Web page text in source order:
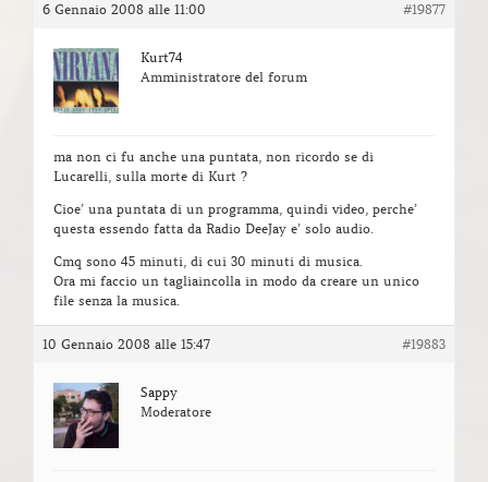
6 Gennaio 2008 alle 11:00 #19877
Kurt74
Amministratore del forum
ma non ci fu anche una puntata, non ricordo se di
Lucarelli, sulla morte di Kurt ?
Cioe’ una puntata di un programma, quindi video, perche’
questa essendo fatta da Radio DeeJay e’ solo audio.
Cmq sono 45 minuti, di cui 30 minuti di musica.
Ora mi faccio un tagliaincolla in modo da creare un unico
file senza la musica.
10 Gennaio 2008 alle 15:47 #19883
Sappy
Moderatore